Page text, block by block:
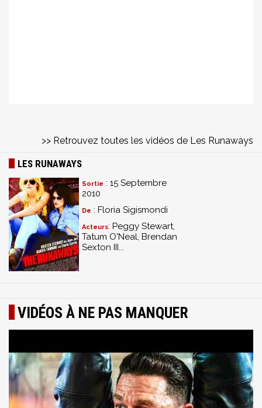
>> Retrouvez toutes les vidéos de Les Runaways
LES RUNAWAYS
Sortie : 15 Septembre
2010
De : Floria Sigismondi
Acteurs: Peggy Stewart,
Tatum O'Neal, Brendan
Sexton III...
VIDÉOS À NE PAS MANQUER